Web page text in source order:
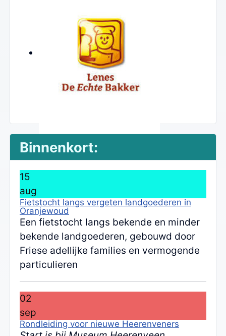
Binnenkort:
15
aug
Fietstocht langs vergeten landgoederen in
Oranjewoud
Een fietstocht langs bekende en minder
bekende landgoederen, gebouwd door
Friese adellijke families en vermogende
particulieren
02
sep
Rondleiding voor nieuwe Heerenveners